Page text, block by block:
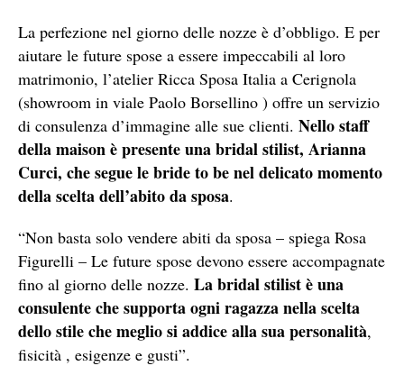
La perfezione nel giorno delle nozze è d’obbligo. E per
aiutare le future spose a essere impeccabili al loro
matrimonio, l’atelier Ricca Sposa Italia a Cerignola
(showroom in viale Paolo Borsellino ) offre un servizio
di consulenza d’immagine alle sue clienti. Nello staff
della maison è presente una bridal stilist, Arianna
Curci, che segue le bride to be nel delicato momento
della scelta dell’abito da sposa.
“Non basta solo vendere abiti da sposa – spiega Rosa
Figurelli – Le future spose devono essere accompagnate
fino al giorno delle nozze. La bridal stilist è una
consulente che supporta ogni ragazza nella scelta
dello stile che meglio si addice alla sua personalità,
fisicità , esigenze e gusti”.